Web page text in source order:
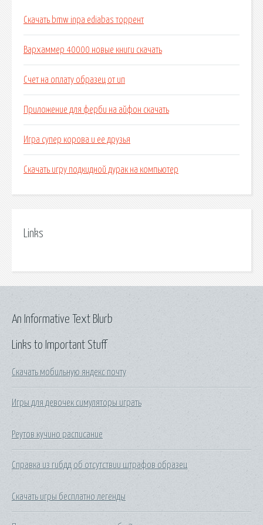
Скачать bmw inpa ediabas торрент
Вархаммер 40000 новые книги скачать
Счет на оплату образец от ип
Приложение для ферби на айфон скачать
Игра супер корова и ее друзья
Скачать игру подкидной дурак на компьютер
Links
Links to Important Stuff
Скачать мобильную яндекс почту
Игры для девочек симуляторы играть
Реутов кучино расписание
Справка из гибдд об отсутствии штрафов образец
Скачать игры бесплатно легенды
An Informative Text Blurb